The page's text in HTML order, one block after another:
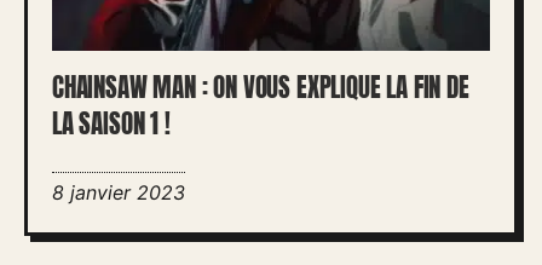
CHAINSAW MAN : ON VOUS EXPLIQUE LA FIN DE
LA SAISON 1 !
8 janvier 2023